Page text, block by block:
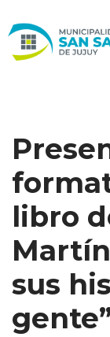
al
libro
sus